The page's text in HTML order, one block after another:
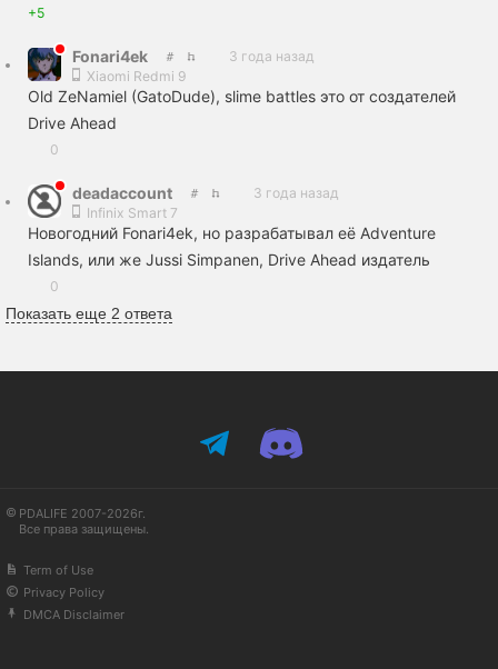
+5
Fonari4ek
3 года назад
Xiaomi Redmi 9
Old ZeNamiel (GatoDude), slime battles это от создателей
Drive Ahead
0
deadaccount
3 года назад
Infinix Smart 7
Новогодний Fonari4ek, но разрабатывал её Adventure
Islands, или же Jussi Simpanen, Drive Ahead издатель
0
Показать еще 2 ответа
PDALIFE 2007-2026г.
Все права защищены.
Term of Use
Privacy Policy
DMCA Disclaimer